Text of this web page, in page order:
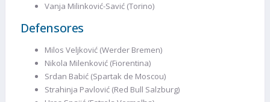
Vanja Milinković-Savić (Torino)
Defensores
Milos Veljković (Werder Bremen)
Nikola Milenković (Fiorentina)
Srdan Babić (Spartak de Moscou)
Strahinja Pavlović (Red Bull Salzburg)